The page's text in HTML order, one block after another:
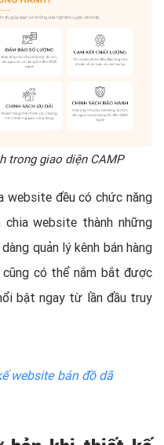
trong giao diện CAMP
website đều có chức năng
website thành những
quản lý kênh bán hàng
cũng có thể nắm bắt được
bật ngay từ lần đầu truy
website bán đồ dã